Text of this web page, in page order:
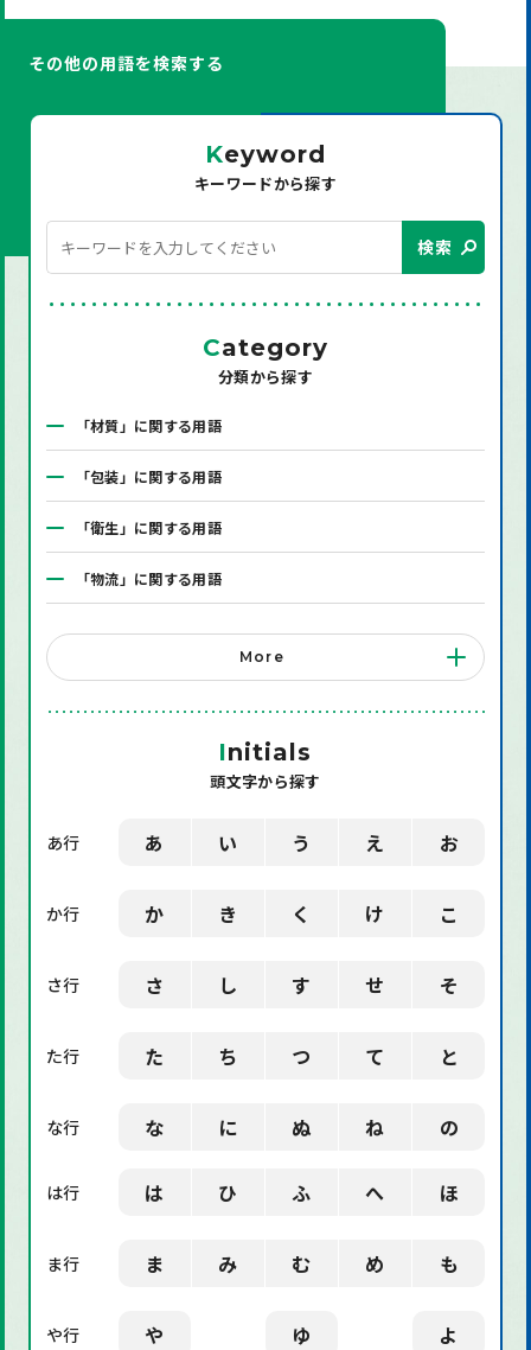
その他の用語を検索する
Keyword
キーワードから探す
検索
Category
分類から探す
「材質」に関する用語
「包装」に関する用語
「衛生」に関する用語
「物流」に関する用語
「システム」に関する用語
「店舗備品」に関する用語
「環境」に関する用語
「業界用語」に関する用語
More
Initials
頭文字から探す
あ行 あ い う え お
か行 か き く け こ
さ行 さ し す せ そ
た行 た ち つ て と
な行 な に ぬ ね の
は行 は ひ ふ へ ほ
ま行 ま み む め も
や行 や ゆ よ